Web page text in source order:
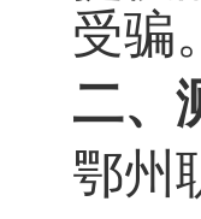
受骗。
二、
鄂州